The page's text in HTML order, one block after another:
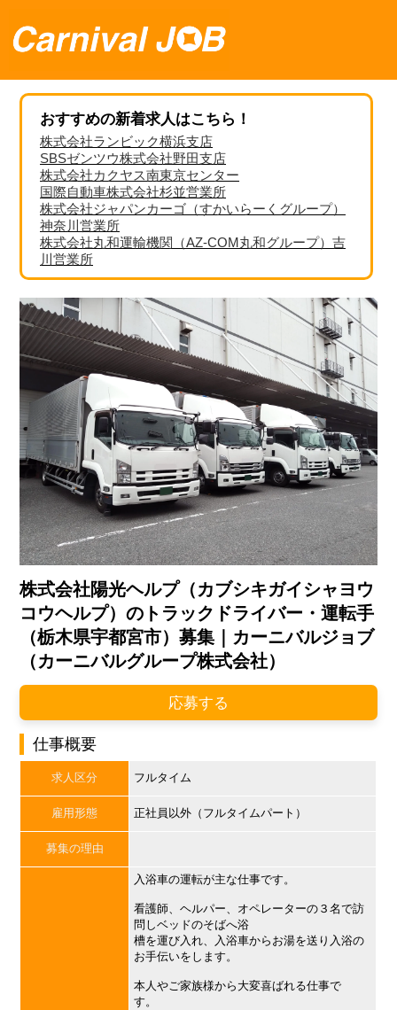
おすすめの新着求人はこちら！
株式会社ランビック横浜支店
SBSゼンツウ株式会社野田支店
株式会社カクヤス南東京センター
国際自動車株式会社杉並営業所
株式会社ジャパンカーゴ（すかいらーくグループ）
神奈川営業所
株式会社丸和運輸機関（AZ-COM丸和グループ）吉
川営業所
株式会社陽光ヘルプ（カブシキガイシャヨウ
コウヘルプ）のトラックドライバー・運転手
（栃木県宇都宮市）募集｜カーニバルジョブ
（カーニバルグループ株式会社）
応募する
仕事概要
求人区分 フルタイム
雇用形態 正社員以外（フルタイムパート）
募集の理由
入浴車の運転が主な仕事です。
看護師、ヘルパー、オペレーターの３名で訪
問しベッドのそばへ浴
槽を運び入れ、入浴車からお湯を送り入浴の
お手伝いをします。
本人やご家族様から大変喜ばれる仕事で
す。